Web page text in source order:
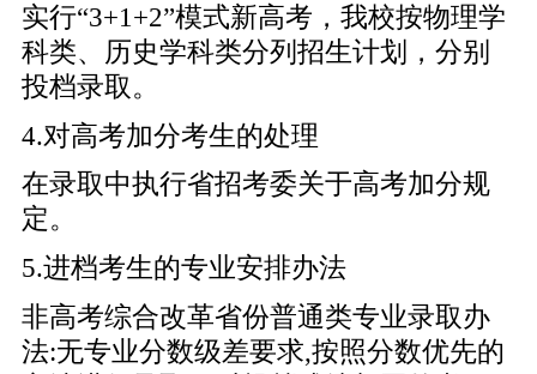
实行“3+1+2”模式新高考，我校按物理学
科类、历史学科类分列招生计划，分别
投档录取。
4.对高考加分考生的处理
在录取中执行省招考委关于高考加分规
定。
5.进档考生的专业安排办法
非高考综合改革省份普通类专业录取办
法:无专业分数级差要求,按照分数优先的